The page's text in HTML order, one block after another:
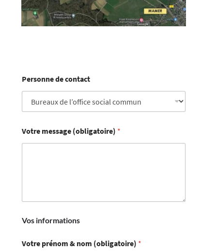
Personne de contact
Votre message (obligatoire) *
Vos informations
Votre prénom & nom (obligatoire) *